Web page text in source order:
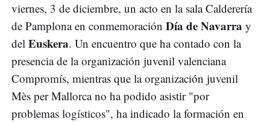
viernes, 3 de diciembre, un acto en la sala Calderería
de Pamplona en conmemoración Día de Navarra y
del Euskera. Un encuentro que ha contado con la
presencia de la organización juvenil valenciana
Compromís, mientras que la organización juvenil
Mès per Mallorca no ha podido asistir "por
problemas logísticos", ha indicado la formación en